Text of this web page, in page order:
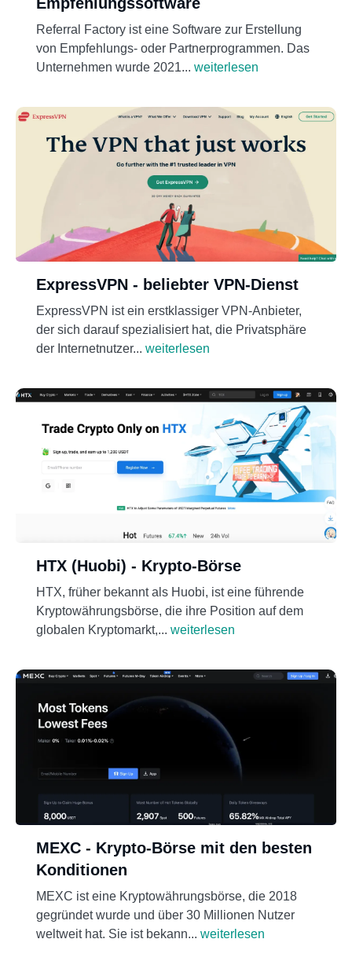
Referral Factory ist eine Software zur Erstellung
von Empfehlungs- oder Partnerprogrammen. Das
Unternehmen wurde 2021... weiterlesen
ExpressVPN - beliebter VPN-Dienst
ExpressVPN ist ein erstklassiger VPN-Anbieter,
der sich darauf spezialisiert hat, die Privatsphäre
der Internetnutzer... weiterlesen
HTX (Huobi) - Krypto-Börse
HTX, früher bekannt als Huobi, ist eine führende
Kryptowährungsbörse, die ihre Position auf dem
globalen Kryptomarkt,... weiterlesen
MEXC - Krypto-Börse mit den besten
Konditionen
MEXC ist eine Kryptowährungsbörse, die 2018
gegründet wurde und über 30 Millionen Nutzer
weltweit hat. Sie ist bekann... weiterlesen